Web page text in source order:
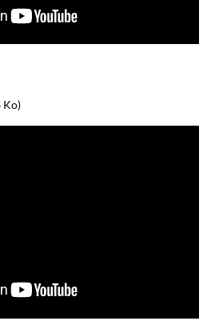
Ko)